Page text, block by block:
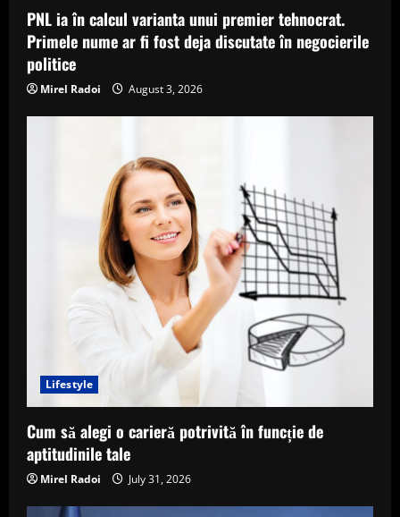
PNL ia în calcul varianta unui premier tehnocrat.
Primele nume ar fi fost deja discutate în negocierile
politice
Mirel Radoi August 3, 2026
Lifestyle
Cum să alegi o carieră potrivită în funcție de
aptitudinile tale
Mirel Radoi July 31, 2026